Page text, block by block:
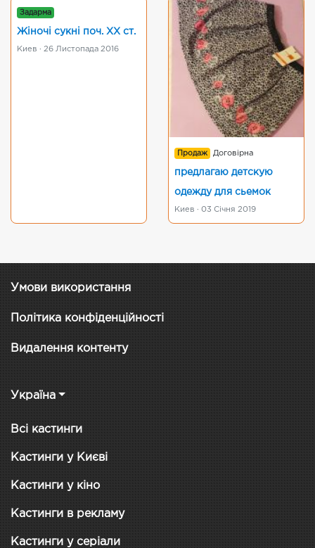
Задарма
Жіночі сукні поч. XX ст.
Киев · 26 Листопада 2016
Продаж Договірна
предлагаю детскую
одежду для сьемок
Киев · 03 Січня 2019
Умови використання
Політика конфіденційності
Видалення контенту
Україна
Всі кастинги
Кастинги у Києві
Кастинги у кіно
Кастинги в рекламу
Кастинги у серіали